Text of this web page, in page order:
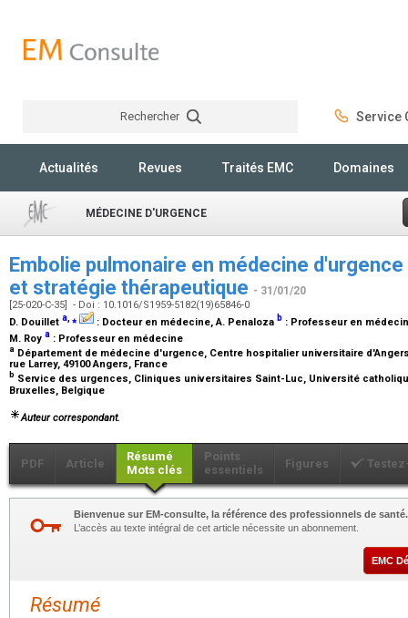
Rechercher Service
Actualités Revues Traités EMC Domaines
MÉDECINE D'URGENCE
Embolie pulmonaire en médecine
et stratégie thérapeutique - 31/01/20
[25-020-C-35] - Doi : 10.1016/S1959-5182(19)65846-0
D. Douillet a,⁎ : Docteur en médecine, A. Penaloza b : Professeur en
M. Roy a : Professeur en médecine
a Département de médecine d'urgence, Centre hospitalier universitaire
rue Larrey, 49100 Angers, France
b Service des urgences, Cliniques universitaires Saint-Luc, Université
Bruxelles, Belgique
Auteur correspondant.
PDF Article
Résumé
Mots clés
Points
essentiels
Figures
Bienvenue sur EM-consulte, la référence des professionnels de santé.
L’accès au texte intégral de cet article nécessite un abonnement.
EMC
Résumé